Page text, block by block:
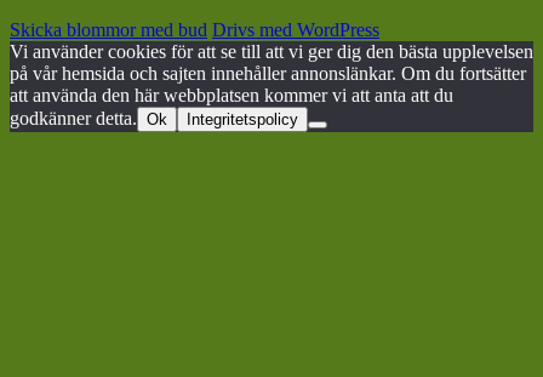
Skicka blommor med bud Drivs med WordPress
Vi använder cookies för att se till att vi ger dig den bästa upplevelsen
på vår hemsida och sajten innehåller annonslänkar. Om du fortsätter
att använda den här webbplatsen kommer vi att anta att du
godkänner detta. Ok Integritetspolicy